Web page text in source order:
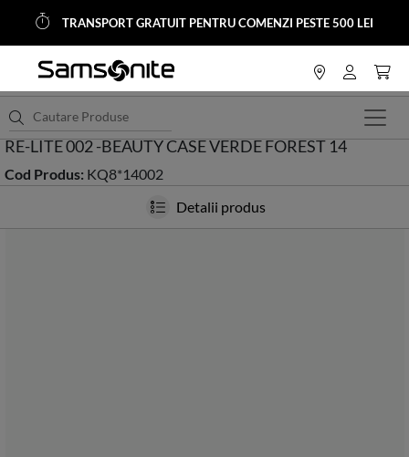
TRANSPORT GRATUIT PENTRU COMENZI PESTE 500 LEI
<HOME Accesorii
RE-LITE 002 -BEAUTY CASE VERDE FOREST 14
Cod Produs: KQ8*14002
Detalii produs